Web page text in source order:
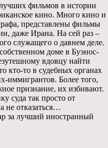
фильмов в истории
кино. Много кино и
представлены фильмы
даже Ирана. На сей раз –
служащего о давнем деле.
доме в Буэнос-
вдовцу найти
кто-то в судебных органах
иммигрантов. Более того,
признание, их избивают.
суда так просто от
не отказаться…
за лучший иностранный